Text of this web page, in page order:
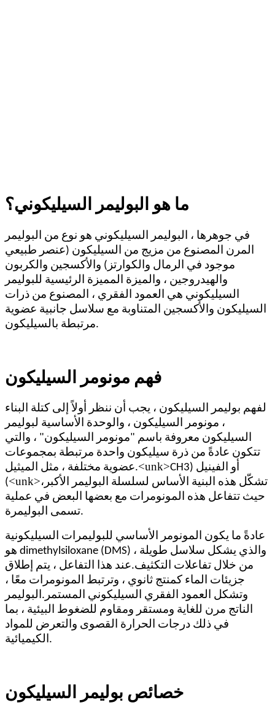
ما هو البوليمر السيليكوني؟
في جوهرها ، البوليمر السيليكوني هو نوع من البوليمر
المرن المصنوع من مزيج من السيليكون (عنصر طبيعي
موجود في الرمال والكوارتز) والأكسجين والكربون
والهيدروجين ، والميزة المميزة الرئيسية للبوليمر
السيليكوني هي العمود الفقري ، المصنوع من ذرات
السيليكون والأكسجين المتناوبة مع سلاسل جانبية عضوية
مرتبطة بالسيليكون.
فهم مونومر السيليكون
لفهم بوليمر السيليكون ، يجب أن ننظر أولاً إلى كتلة البناء
، مونومر السيليكون ، والوحدة الأساسية لبوليمر
السيليكون معروفة باسم "مونومر السيليكون" ، والتي
تتكون عادةً من ذرة سيليكون واحدة مرتبطة بمجموعات
عضوية مختلفة ، مثل الميثيل.<unk>CH3) أو الفينيل
(<unk>تشكّل هذه البنية الأساس لسلسلة البوليمر الأكبر،
حيث تتفاعل هذه المونومرات مع بعضها البعض في عملية
تسمى البوليمرة.
عادةً ما يكون المونومر الأساسي للبوليمرات السيليكونية
هو dimethylsiloxane (DMS) ، والذي يشكل سلاسل طويلة
من خلال تفاعلات التكثيف.عند هذا التفاعل ، يتم إطلاق
جزيئات الماء كمنتج ثانوي ، وترتبط المونومرات معًا ،
وتشكل العمود الفقري السيليكوني المستمر.البوليمر
الناتج مرن للغاية ومستقر ومقاوم للضغوط البيئية ، بما
في ذلك درجات الحرارة القصوى والتعرض للمواد
الكيميائية.
خصائص بوليمر السيليكون